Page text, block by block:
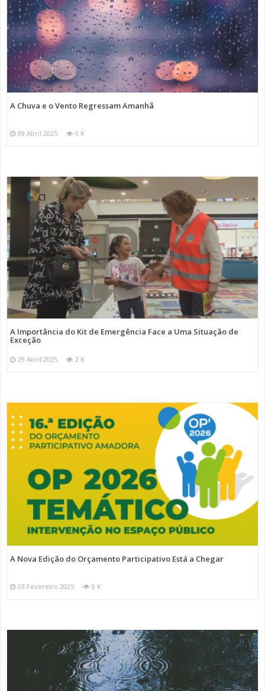
A Chuva e o Vento Regressam Amanhã
09 Abril 2025 0 K
A Importância do Kit de Emergência Face a Uma Situação de
Exceção
29 Abril 2025 2 K
A Nova Edição do Orçamento Participativo Está a Chegar
03 Fevereiro 2025 0 K